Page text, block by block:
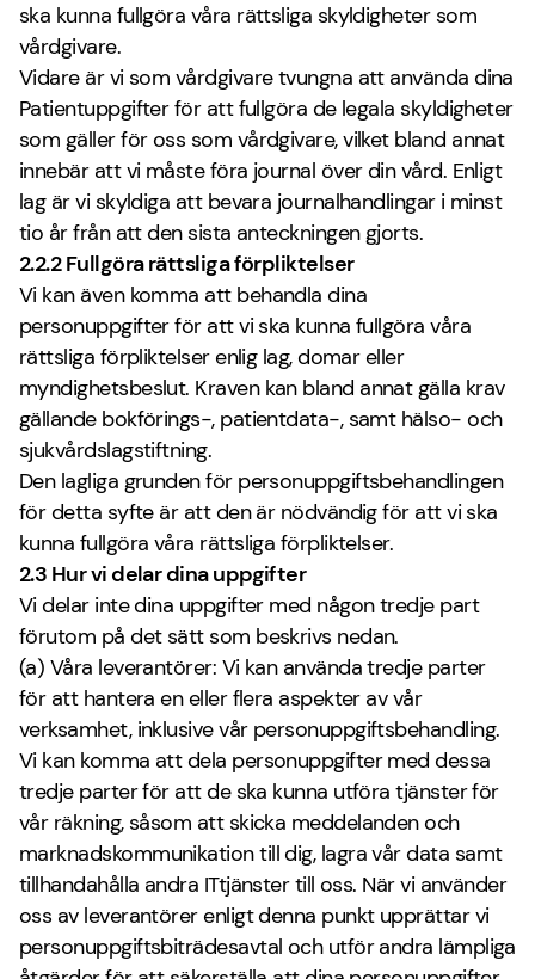
ska kunna fullgöra våra rättsliga skyldigheter som
vårdgivare.
Vidare är vi som vårdgivare tvungna att använda dina
Patientuppgifter för att fullgöra de legala skyldigheter
som gäller för oss som vårdgivare, vilket bland annat
innebär att vi måste föra journal över din vård. Enligt
lag är vi skyldiga att bevara journalhandlingar i minst
tio år från att den sista anteckningen gjorts.
2.2.2 Fullgöra rättsliga förpliktelser
Vi kan även komma att behandla dina
personuppgifter för att vi ska kunna fullgöra våra
rättsliga förpliktelser enlig lag, domar eller
myndighetsbeslut. Kraven kan bland annat gälla krav
gällande bokförings-, patientdata-, samt hälso- och
sjukvårdslagstiftning.
Den lagliga grunden för personuppgiftsbehandlingen
för detta syfte är att den är nödvändig för att vi ska
kunna fullgöra våra rättsliga förpliktelser.
2.3 Hur vi delar dina uppgifter
Vi delar inte dina uppgifter med någon tredje part
förutom på det sätt som beskrivs nedan.
(a) Våra leverantörer: Vi kan använda tredje parter
för att hantera en eller flera aspekter av vår
verksamhet, inklusive vår personuppgiftsbehandling.
Vi kan komma att dela personuppgifter med dessa
tredje parter för att de ska kunna utföra tjänster för
vår räkning, såsom att skicka meddelanden och
marknadskommunikation till dig, lagra vår data samt
tillhandahålla andra ITtjänster till oss. När vi använder
oss av leverantörer enligt denna punkt upprättar vi
personuppgiftsbiträdesavtal och utför andra lämpliga